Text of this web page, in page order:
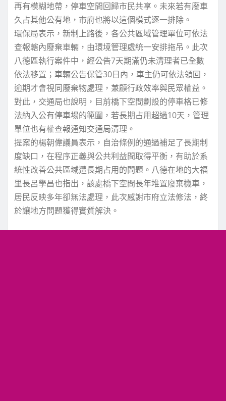
再有模糊地帶，停車空間回歸市民共享。未來若有廢車
久占其他公有地，市府也將以這個模式逐一排除。
環保局表示，新制上路後，各公共區域管理單位可依法
查報轄內廢棄車輛，由環境管理處統一安排拖吊。此次
八德區執行案件中，經公告7天期滿仍未清理者已全數
依法移置；車輛公告保管30日內，車主仍可依法領回，
逾期才會視同廢棄物處理，兼顧行政效率與民眾權益。
對此，交通局也說明，目前橋下空間劃設的停車格已修
法納入公有停車場的範圍，若長期占用超過10天，管理
單位也有權查報通知交通局清理。
提案的楊朝偉議員表示，自治條例的通過補足了長期制
度缺口，在程序正義與公共利益間取得平衡，有助於系
統性改善公共區域遭長期占用的問題。八德在地的大福
里長呂學昌也指出，該處橋下空間長年堆置廢棄機車，
居民反映多年卻無法處理，此次感謝市府立法修法，終
於讓地方問題獲得實質解決。